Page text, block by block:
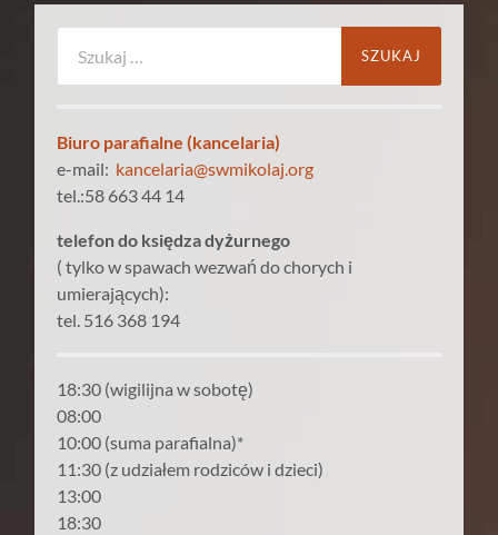
Biuro parafialne (kancelaria)
e-mail: kancelaria@swmikolaj.org
tel.:58 663 44 14
telefon do księdza dyżurnego
( tylko w spawach wezwań do chorych i
umierających):
tel. 516 368 194
18:30 (wigilijna w sobotę)
08:00
10:00 (suma parafialna)*
11:30 (z udziałem rodziców i dzieci)
13:00
18:30